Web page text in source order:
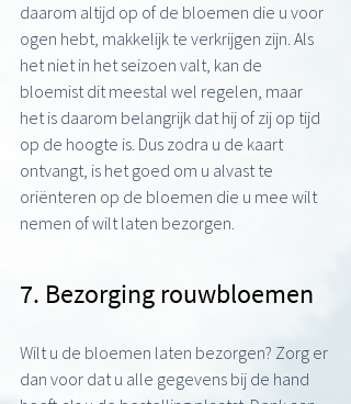
daarom altijd op of de bloemen die u voor
ogen hebt, makkelijk te verkrijgen zijn. Als
het niet in het seizoen valt, kan de
bloemist dit meestal wel regelen, maar
het is daarom belangrijk dat hij of zij op tijd
op de hoogte is. Dus zodra u de kaart
ontvangt, is het goed om u alvast te
oriënteren op de bloemen die u mee wilt
nemen of wilt laten bezorgen.
7. Bezorging rouwbloemen
Wilt u de bloemen laten bezorgen? Zorg er
dan voor dat u alle gegevens bij de hand